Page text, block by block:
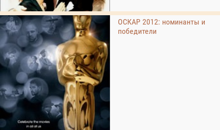
ОСКАР 2012: номинанты и
победители